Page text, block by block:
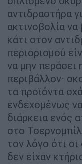
αντιδραστήρα
ακτινοβολία
κάτι στον
περιορισμού
να μην περάσει
περιβάλλον·
τα προϊόντα
ενδεχομένως
διάρκεια ενός
στο
τον λόγο ότι
δεν είχαν